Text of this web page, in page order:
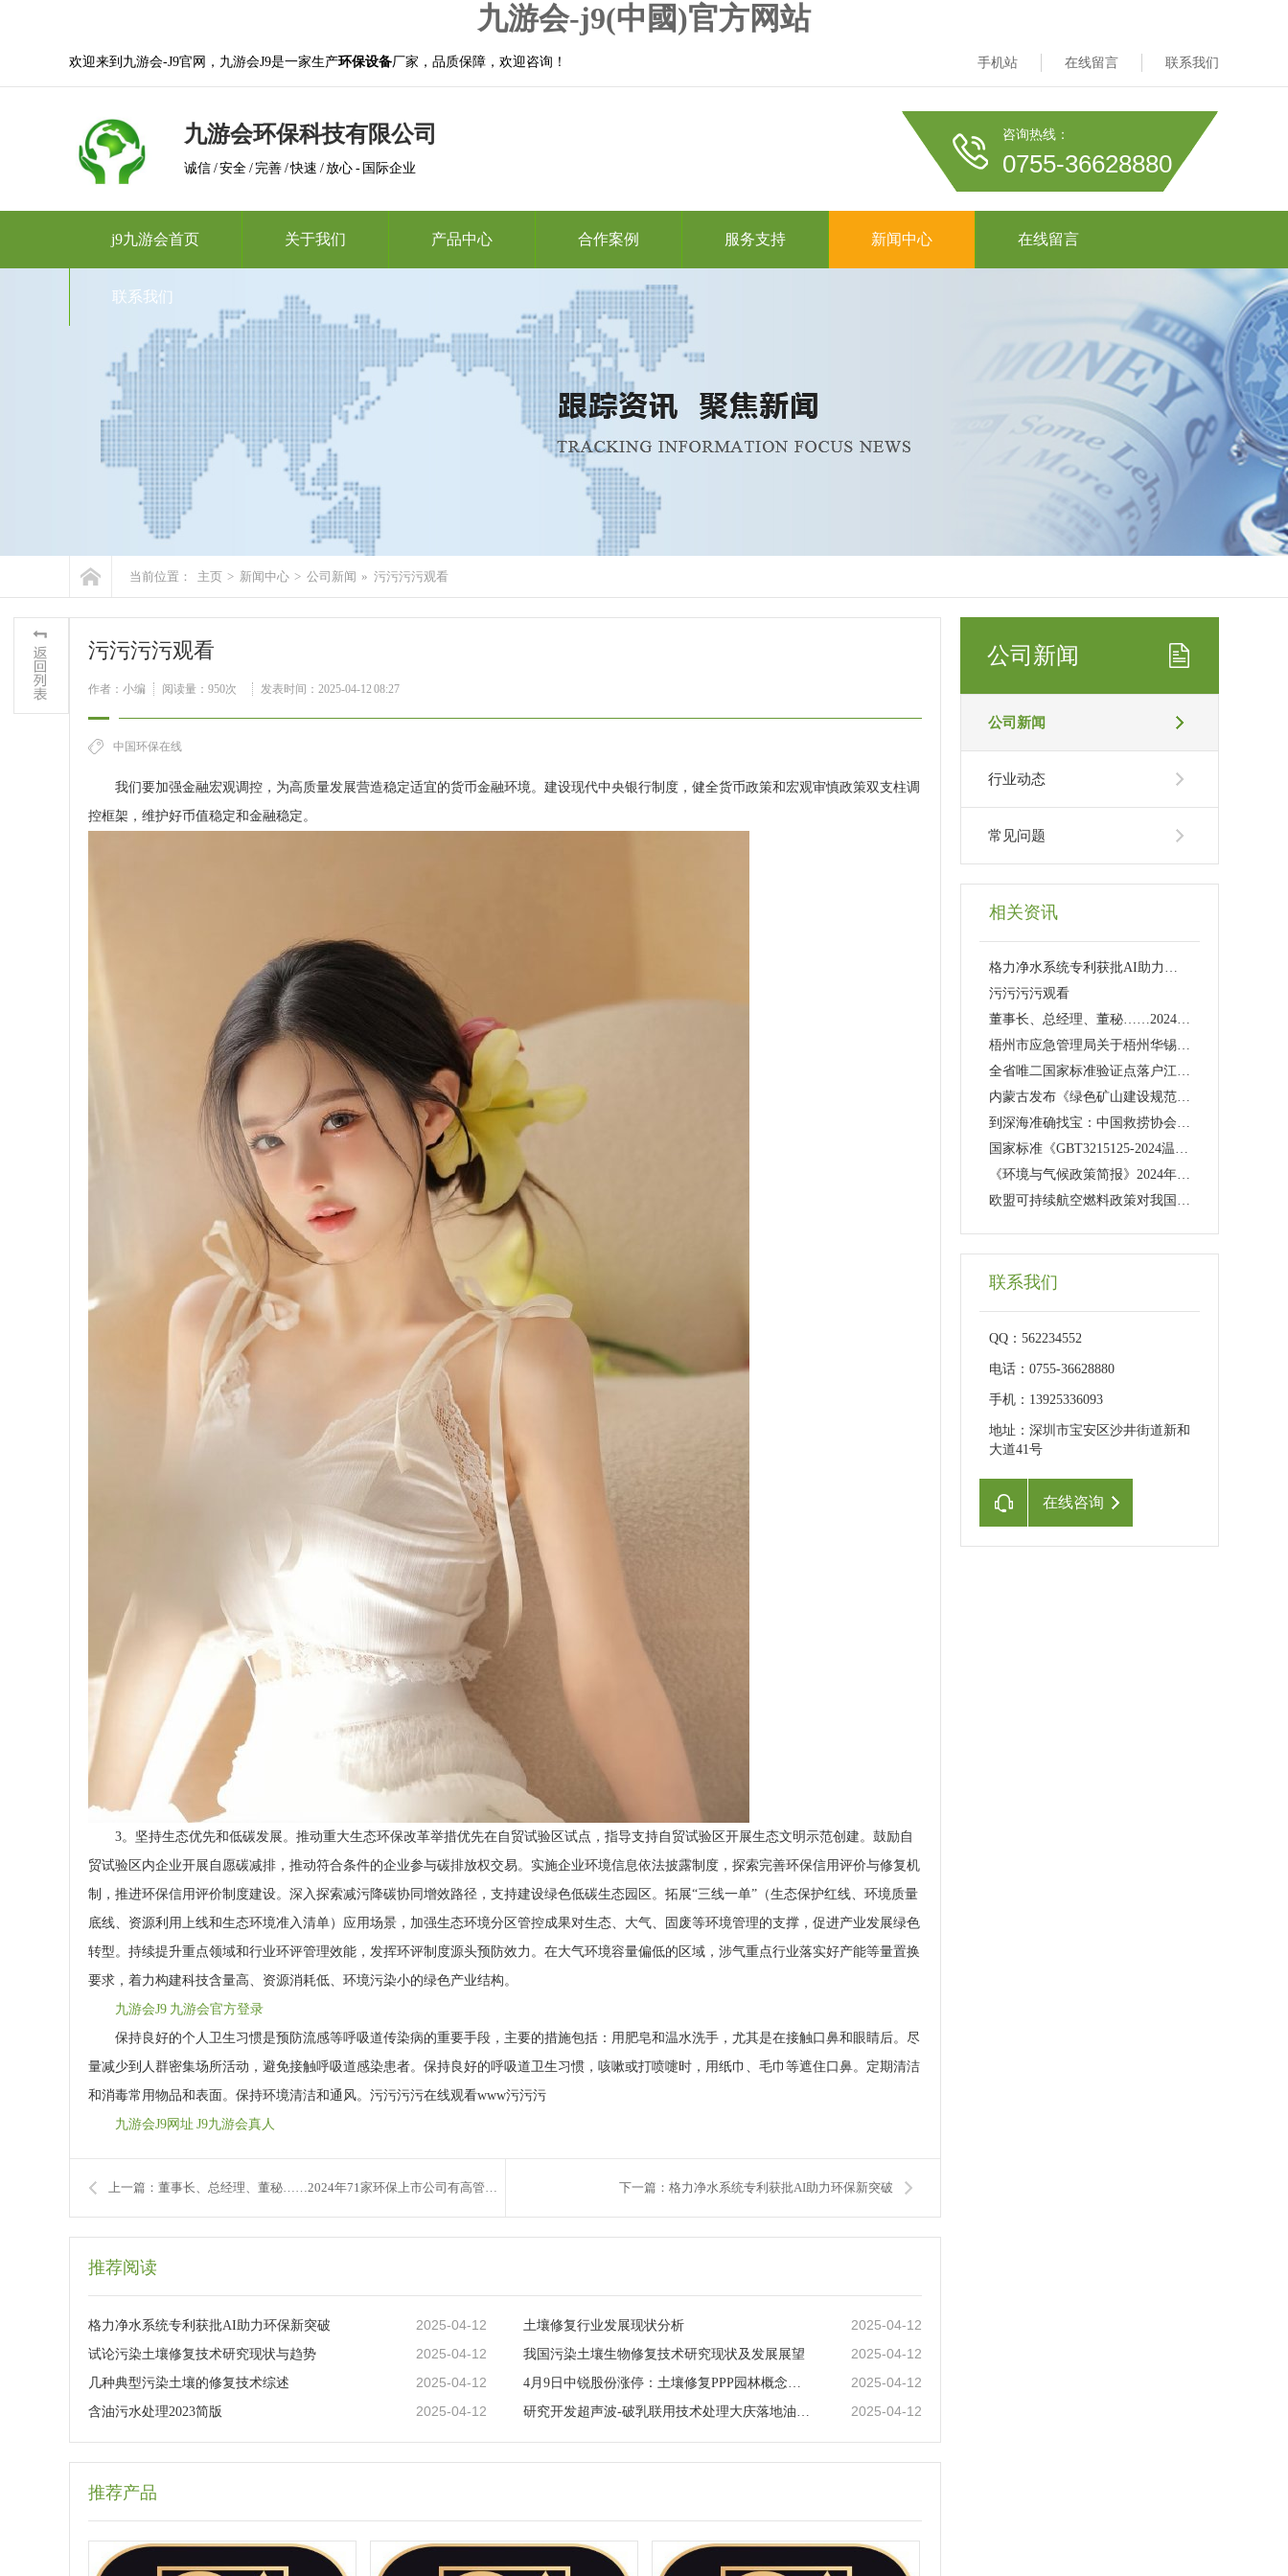
九游会-j9(中國)官方网站
欢迎来到九游会-J9官网，九游会J9是一家生产环保设备厂家，品质保障，欢迎咨询！ 手机站 在线留言 联系我们
九游会环保科技有限公司
诚信 / 安全 / 完善 / 快速 / 放心 - 国际企业
咨询热线：
0755-36628880
j9九游会首页 关于我们 产品中心 合作案例 服务支持 新闻中心 在线留言
联系我们
当前位置： 主页 > 新闻中心 > 公司新闻 » 污污污污观看
污污污污观看
作者：小编 阅读量： 950次 发表时间：2025-04-12 08:27
中国环保在线
我们要加强金融宏观调控，为高质量发展营造稳定适宜的货币金融环境。建设现代中央银行制度，健全货币政策和宏观审慎政策双支柱调
控框架，维护好币值稳定和金融稳定。
3。坚持生态优先和低碳发展。推动重大生态环保改革举措优先在自贸试验区试点，指导支持自贸试验区开展生态文明示范创建。鼓励自
贸试验区内企业开展自愿碳减排，推动符合条件的企业参与碳排放权交易。实施企业环境信息依法披露制度，探索完善环保信用评价与修复机
制，推进环保信用评价制度建设。深入探索减污降碳协同增效路径，支持建设绿色低碳生态园区。拓展“三线一单”（生态保护红线、环境质量
底线、资源利用上线和生态环境准入清单）应用场景，加强生态环境分区管控成果对生态、大气、固废等环境管理的支撑，促进产业发展绿色
转型。持续提升重点领域和行业环评管理效能，发挥环评制度源头预防效力。在大气环境容量偏低的区域，涉气重点行业落实好产能等量置换
要求，着力构建科技含量高、资源消耗低、环境污染小的绿色产业结构。
九游会J9 九游会官方登录
保持良好的个人卫生习惯是预防流感等呼吸道传染病的重要手段，主要的措施包括：用肥皂和温水洗手，尤其是在接触口鼻和眼睛后。尽
量减少到人群密集场所活动，避免接触呼吸道感染患者。保持良好的呼吸道卫生习惯，咳嗽或打喷嚏时，用纸巾、毛巾等遮住口鼻。定期清洁
和消毒常用物品和表面。保持环境清洁和通风。污污污污在线观看www污污污
九游会J9网址 J9九游会真人
上一篇：董事长、总经理、董秘……2024年71家环保上市公司有高管离职 下一篇：格力净水系统专利获批AI助力环保新突破
推荐阅读
格力净水系统专利获批AI助力环保新突破 2025-04-12 土壤修复行业发展现状分析 2025-04-12
试论污染土壤修复技术研究现状与趋势 2025-04-12 我国污染土壤生物修复技术研究现状及发展展望 2025-04-12
几种典型污染土壤的修复技术综述 2025-04-12 4月9日中锐股份涨停：土壤修复PPP园林概念热股 2025-04-12
含油污水处理2023简版 2025-04-12 研究开发超声波-破乳联用技术处理大庆落地油泥pdf 2025-04-12
推荐产品
公司新闻
公司新闻
行业动态
常见问题
相关资讯
格力净水系统专利获批AI助力环保新突破
污污污污观看
董事长、总经理、董秘……2024年71家环保上市公司有高管离职
梧州市应急管理局关于梧州华锡环保科技有限公司和广西震宇科技有限公司达到三级安全生产标准化标准的公示
全省唯二国家标准验证点落户江苏宜兴
内蒙古发布《绿色矿山建设规范》系列地方标准
到深海准确找宝：中国救捞协会开展船舶定位培训填补国内空白
国家标准《GBT3215125-2024温室气体排放核算与报告要求第25部分：食品、烟草及酒、饮料和精制茶企业》正
《环境与气候政策简报》2024年12月号发布
欧盟可持续航空燃料政策对我国有何影响？
联系我们
QQ：562234552
电话：0755-36628880
手机：13925336093
地址：深圳市宝安区沙井街道新和
大道41号
在线咨询